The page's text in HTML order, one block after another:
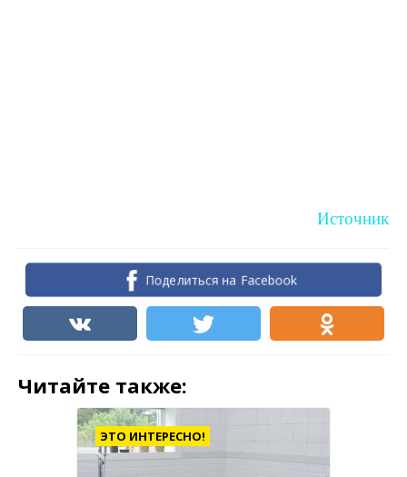
Источник
Поделиться на Facebook
Читайте также:
ЭТО ИНТЕРЕСНО!